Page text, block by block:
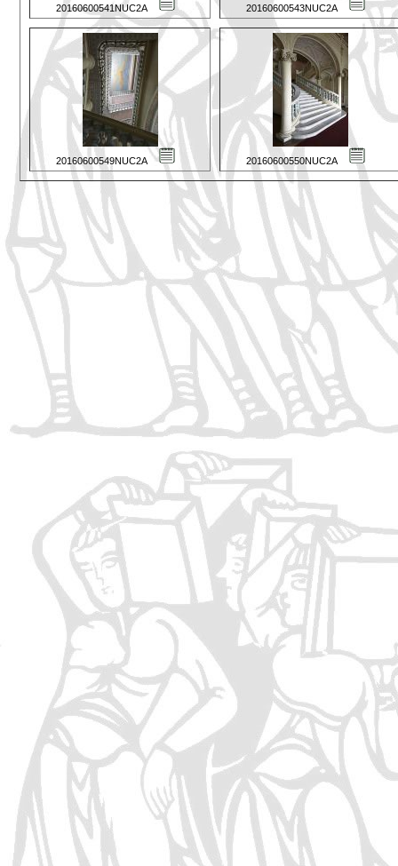
20160600541NUC2A 20160600543NUC2A
20160600549NUC2A 20160600550NUC2A